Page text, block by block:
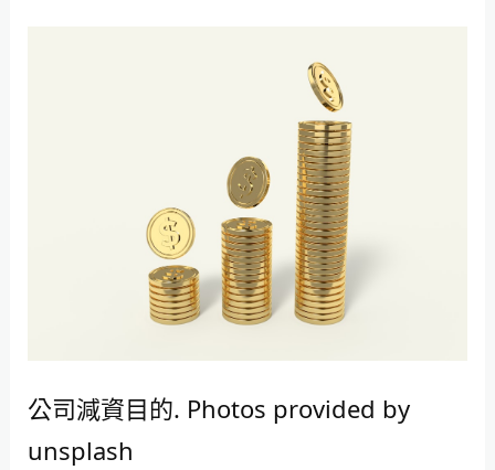
公司減資目的. Photos provided by
unsplash